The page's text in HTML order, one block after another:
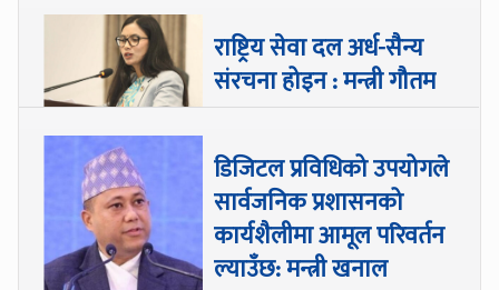
राष्ट्रिय सेवा दल अर्ध-सैन्य
संरचना होइन : मन्त्री गौतम
डिजिटल प्रविधिको उपयोगले
सार्वजनिक प्रशासनको
कार्यशैलीमा आमूल परिवर्तन
ल्याउँछ: मन्त्री खनाल